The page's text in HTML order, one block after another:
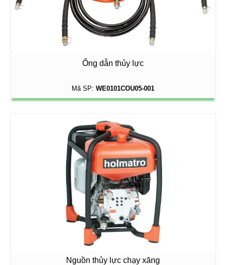
Ống dẫn thủy lực
Mã SP: WE0101COU05-001
Nguồn thủy lực chạy xăng